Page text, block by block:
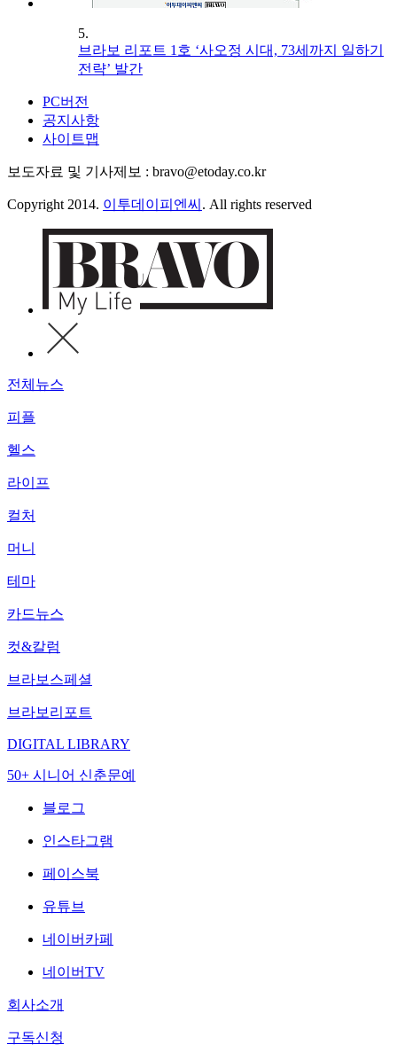
5.
브라보 리포트 1호 ‘사오정 시대, 73세까지 일하기
전략’ 발간
PC버전
공지사항
사이트맵
보도자료 및 기사제보 : bravo@etoday.co.kr
Copyright 2014. 이투데이피엔씨 . All rights reserved
전체뉴스
피플
헬스
라이프
컬처
머니
테마
카드뉴스
컷&칼럼
브라보스페셜
브라보리포트
DIGITAL LIBRARY
50+ 시니어 신춘문예
블로그
인스타그램
페이스북
유튜브
네이버카페
네이버TV
회사소개
구독신청